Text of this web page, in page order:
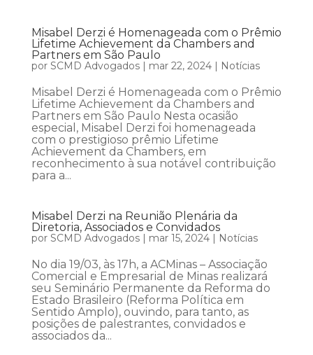
Misabel Derzi é Homenageada com o Prêmio
Lifetime Achievement da Chambers and
Partners em São Paulo
por SCMD Advogados| mar 22, 2024| Notícias
Misabel Derzi é Homenageada com o Prêmio
Lifetime Achievement da Chambers and
Partners em São Paulo Nesta ocasião
especial, Misabel Derzi foi homenageada
com o prestigioso prêmio Lifetime
Achievement da Chambers, em
reconhecimento à sua notável contribuição
para a...
Misabel Derzi na Reunião Plenária da
Diretoria, Associados e Convidados
por SCMD Advogados| mar 15, 2024| Notícias
No dia 19/03, às 17h, a ACMinas – Associação
Comercial e Empresarial de Minas realizará
seu Seminário Permanente da Reforma do
Estado Brasileiro (Reforma Política em
Sentido Amplo), ouvindo, para tanto, as
posições de palestrantes, convidados e
associados da...